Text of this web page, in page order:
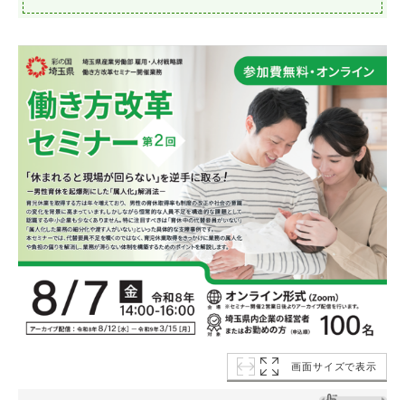
画面サイズで表示